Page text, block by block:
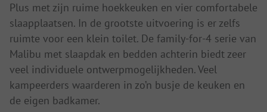
Plus met zijn ruime hoekkeuken en vier comfortabele
slaapplaatsen. In de grootste uitvoering is er zelfs
ruimte voor een klein toilet. De family-for-4 serie van
Malibu met slaapdak en bedden achterin biedt zeer
veel individuele ontwerpmogelijkheden. Veel
kampeerders waarderen in zo’n busje de keuken en
de eigen badkamer.